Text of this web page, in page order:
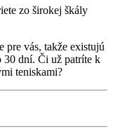
zo širokej škály
vás, takže existujú
30 dní. Či už patríte k
teniskami?